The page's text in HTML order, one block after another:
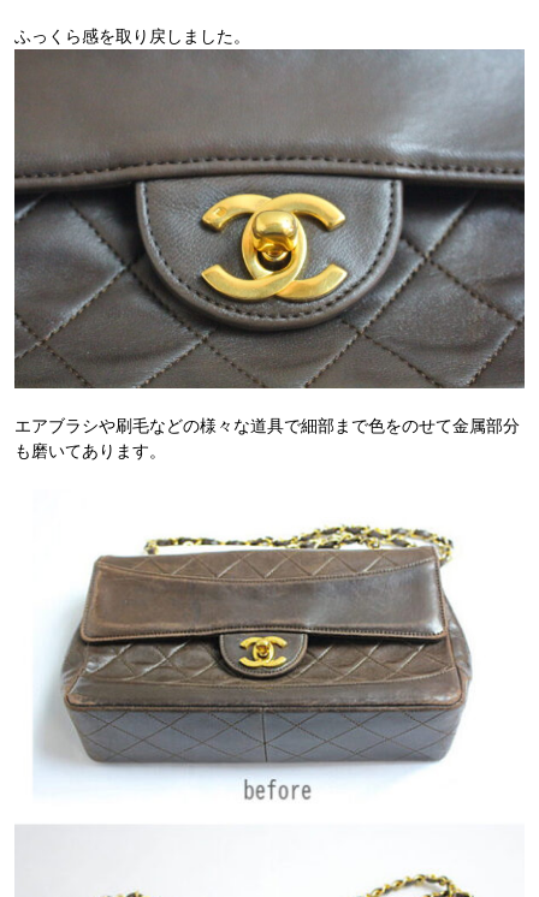
ふっくら感を取り戻しました。
エアブラシや刷毛などの様々な道具で細部まで色をのせて金属部分
も磨いてあります。